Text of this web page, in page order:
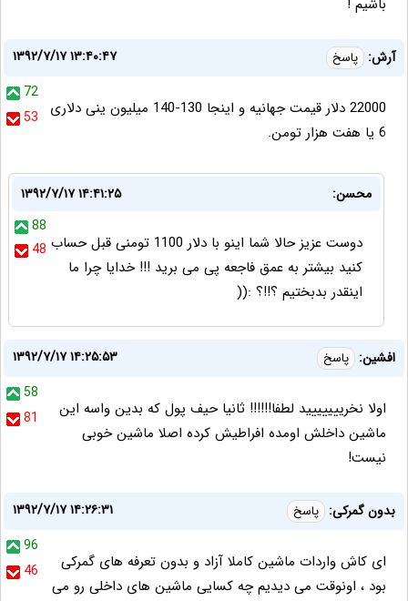
باشیم !
آرش: پاسخ
۱۳۹۲/۷/۱۷ ۱۳:۴۰:۴۷
72
53
22000 دلار قیمت جهانیه و اینجا 130-140 میلیون ینی دلاری
6 یا هفت هزار تومن.
محسن:
۱۳۹۲/۷/۱۷ ۱۴:۴۱:۲۵
88
48 دوست عزیز حالا شما اینو با دلار 1100 تومنی قبل حساب
کنید بیشتر به عمق فاجعه پی می برید !!! خدایا چرا ما
اینقدر بدبختیم ؟!!؟ :((
افشین: پاسخ
۱۳۹۲/۷/۱۷ ۱۴:۲۵:۵۳
58
81
اولا نخرییییییید لطفا!!!!!! ثانیا حیف پول که بدین واسه این
ماشین داخلش اومده افراطیش کرده اصلا ماشین خوبی
نیست!
بدون گمرکی: پاسخ
۱۳۹۲/۷/۱۷ ۱۴:۲۶:۳۱
96
46
ای کاش واردات ماشین کاملا آزاد و بدون تعرفه های گمرکی
بود ، اونوقت می دیدیم چه کسایی ماشین های داخلی رو می